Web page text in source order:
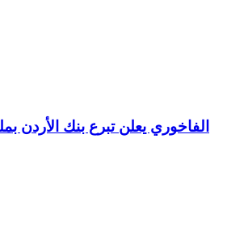
الفاخوري يعلن تبرع بنك